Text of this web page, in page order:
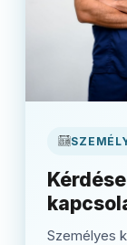
Személyes